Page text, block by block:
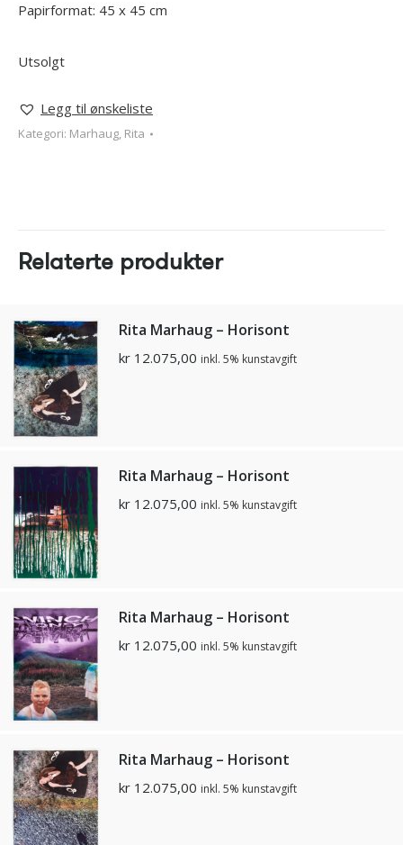
Papirformat: 45 x 45 cm
Utsolgt
Legg til ønskeliste
Kategori: Marhaug, Rita
Relaterte produkter
Rita Marhaug – Horisont
kr 12.075,00 inkl. 5% kunstavgift
Rita Marhaug – Horisont
kr 12.075,00 inkl. 5% kunstavgift
Rita Marhaug – Horisont
kr 12.075,00 inkl. 5% kunstavgift
Rita Marhaug – Horisont
kr 12.075,00 inkl. 5% kunstavgift